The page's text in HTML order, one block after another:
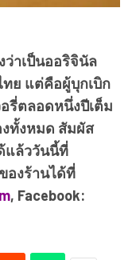
ว่าเป็นออริจินัล
ทย แต่คือผู้บุกเบิก
รี่ตลอดหนึ่งปีเต็ม
ทั้งหมด สัมผัส
แล้ววันนี้ที่
องร้านได้ที่
, Facebook: